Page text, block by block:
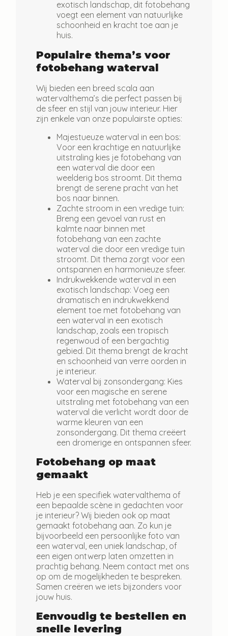
exotisch landschap, dit fotobehang
voegt een element van natuurlijke
schoonheid en kracht toe aan je
huis.
Populaire thema’s voor
fotobehang waterval
Wij bieden een breed scala aan
watervalthema’s die perfect passen bij
de sfeer en stijl van jouw interieur. Hier
zijn enkele van onze populairste opties:
Majestueuze waterval in een bos:
Voor een krachtige en natuurlijke
uitstraling kies je fotobehang van
een waterval die door een
weelderig bos stroomt. Dit thema
brengt de serene pracht van het
bos naar binnen.
Zachte stroom in een vredige tuin:
Breng een gevoel van rust en
kalmte naar binnen met
fotobehang van een zachte
waterval die door een vredige tuin
stroomt. Dit thema zorgt voor een
ontspannen en harmonieuze sfeer.
Indrukwekkende waterval in een
exotisch landschap: Voeg een
dramatisch en indrukwekkend
element toe met fotobehang van
een waterval in een exotisch
landschap, zoals een tropisch
regenwoud of een bergachtig
gebied. Dit thema brengt de kracht
en schoonheid van verre oorden in
je interieur.
Waterval bij zonsondergang: Kies
voor een magische en serene
uitstraling met fotobehang van een
waterval die verlicht wordt door de
warme kleuren van een
zonsondergang. Dit thema creëert
een dromerige en ontspannen sfeer.
Fotobehang op maat
gemaakt
Heb je een specifiek watervalthema of
een bepaalde scène in gedachten voor
je interieur? Wij bieden ook op maat
gemaakt fotobehang aan. Zo kun je
bijvoorbeeld een persoonlijke foto van
een waterval, een uniek landschap, of
een eigen ontwerp laten omzetten in
prachtig behang. Neem contact met ons
op om de mogelijkheden te bespreken.
Samen creëren we iets bijzonders voor
jouw huis.
Eenvoudig te bestellen en
snelle levering